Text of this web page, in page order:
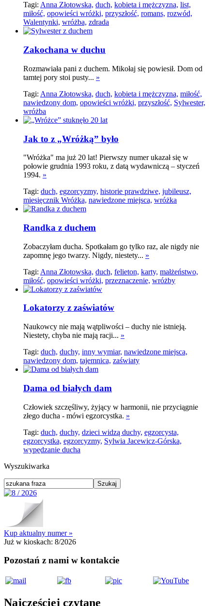
Tagi: Anna Złotowska, duch, kobieta i mężczyzna, list,
miłość, opowieści wróżki, przyszłość, romans, rozwód,
Walentynki, wróżba, zdrada
Zakochana w duchu
Rozmawiała pani z duchem. Mikołaj się powiesił. Dom od
tamtej pory stoi pusty... »
Tagi: Anna Złotowska, duch, kobieta i mężczyzna, miłość,
nawiedzony dom, opowieści wróżki, przyszłość, Sylwester,
wróżba
Jak to z „Wróżką” było
"Wróżka" ma już 20 lat! Pierwszy numer ukazał się w
połowie grudnia 1993 roku, z datą wydawniczą – styczeń
1994. »
Tagi: duch, egzorcyzmy, historie prawdziwe, jubileusz,
miesięcznik Wróżka, nawiedzone miejsca, wróżka
Randka z duchem
Zobaczyłam ducha. Spotkałam go tylko raz, ale nigdy nie
zapomnę jego twarzy. Nigdy, niestety... »
Tagi: Anna Złotowska, duch, felieton, karty, małżeństwo,
miłość, opowieści wróżki, przeznaczenie, wróżby
Lokatorzy z zaświatów
Naukowcy nie mają wątpliwości – duchy nie istnieją.
Niestety, chyba nie mają racji... »
Tagi: duch, duchy, inny wymiar, nawiedzone miejsca,
nawiedzony dom, tajemnica, zaświaty
Dama od białych dam
Człowiek szczęśliwy, żyjący w harmonii, nie przyciągnie
złego ducha - mówi egzorcystka. »
Tagi: duch, duchy, dzieci widzą duchy, egzorcysta,
egzorcystka, egzorcyzmy, Sylwia Jacewicz-Górska,
wypędzanie ducha
Wyszukiwarka
Kup aktualny numer »
Już w kioskach: 8/2026
Pozostań z nami w kontakcie
Najczęściej czytane